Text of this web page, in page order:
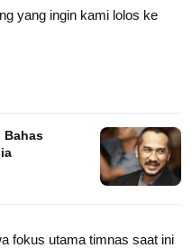
yang ingin kami lolos ke
Bahas
fokus utama timnas saat ini